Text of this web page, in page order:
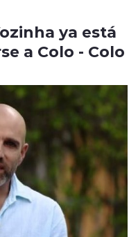
ya está
a Colo - Colo